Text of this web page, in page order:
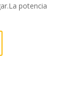
potencia